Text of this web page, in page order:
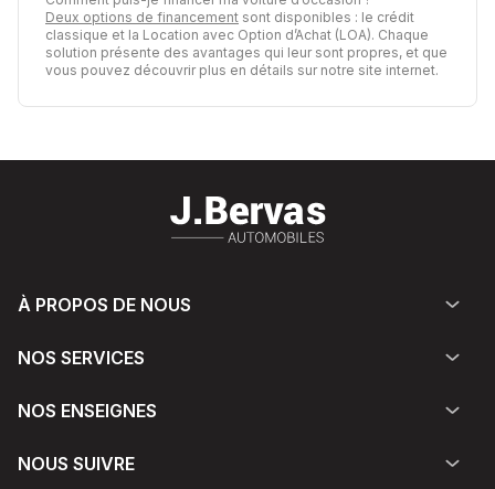
Deux options de financement sont disponibles : le crédit
classique et la Location avec Option d’Achat (LOA). Chaque
solution présente des avantages qui leur sont propres, et que
vous pouvez découvrir plus en détails sur notre site internet.
À PROPOS DE NOUS
NOS SERVICES
NOS ENSEIGNES
NOUS SUIVRE